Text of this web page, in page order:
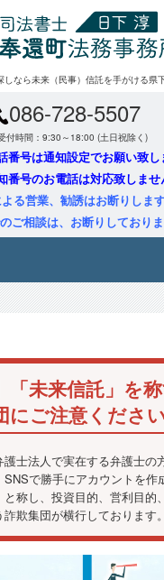
なら未来（民事）信託を手がける県
086-728-5507
付時間：9:30～18:00 (土日祝除く)
番号は通知設定でお願い致し
番号のお電話は対応致しませ
る営業、勧誘はお断りします
ご相談は、お断りしておりま
「未来信託」を
にご注意くださ
護士法人で実在する弁護士の
SNSで勝手にアカウントを作
と称し、投資目的、営利目的
欺集団が横行しております。